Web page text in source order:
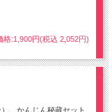
格:1,900円(税込 2,052円)
、かんじん秘蔵セット